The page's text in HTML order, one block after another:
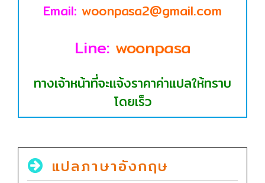
Email: woonpasa2@gmail.com
Line: woonpasa
ทางเจ้าหน้าที่จะแจ้งราคาค่าแปลให้ทราบ
โดยเร็ว
แปลภาษาอังกฤษ